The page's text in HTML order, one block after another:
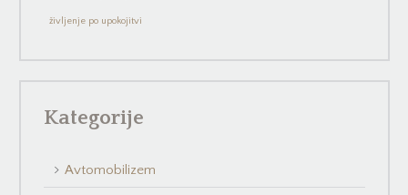
življenje po upokojitvi
Kategorije
Avtomobilizem